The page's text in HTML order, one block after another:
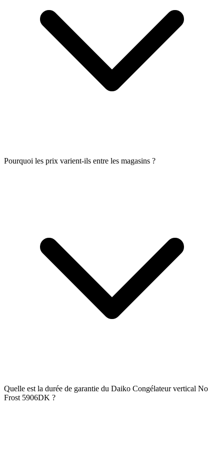
Pourquoi les prix varient-ils entre les magasins ?
Quelle est la durée de garantie du Daiko Congélateur vertical No
Frost 5906DK ?